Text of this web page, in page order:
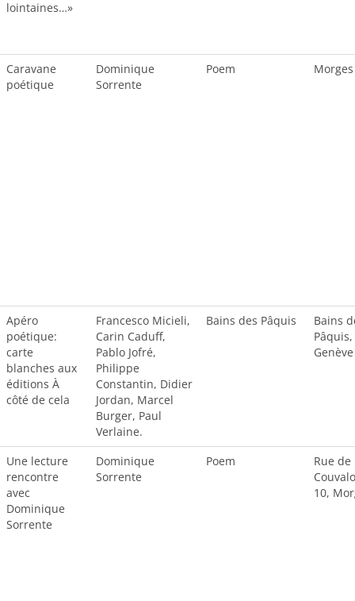
lointaines…»
Caravane
poétique
Dominique
Sorrente
Poem Morges
Apéro
poétique:
carte
blanches aux
éditions À
côté de cela
Francesco Micieli,
Carin Caduff,
Pablo Jofré,
Philippe
Constantin, Didier
Jordan, Marcel
Burger, Paul
Verlaine.
Bains des Pâquis
Bains
Pâquis,
Genève
Une lecture
rencontre
avec
Dominique
Sorrente
Dominique
Sorrente
Poem
Rue de
10,